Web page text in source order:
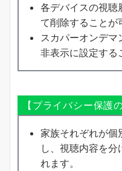
各デバイスの視聴
て削除することが
スカパーオンデマ
非表示に設定する
【プライバシー保護
家族それぞれが個
し、視聴内容を
れます。